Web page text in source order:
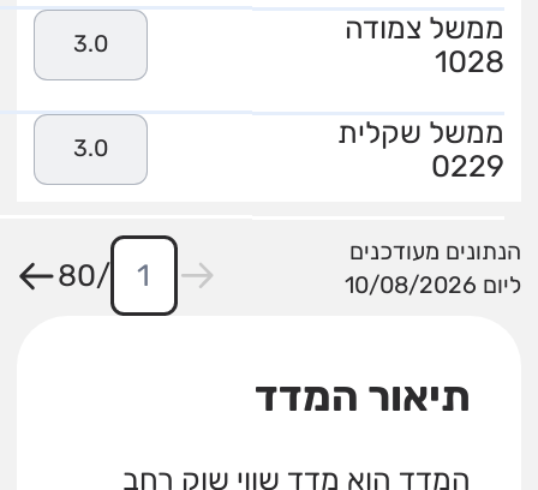
ממשל צמודה
1028
3.0
ממשל שקלית
0229
3.0
הנתונים מעודכנים
ליום 10/08/2026
/
80
תיאור המדד
המדד הוא מדד שווי שוק רחב